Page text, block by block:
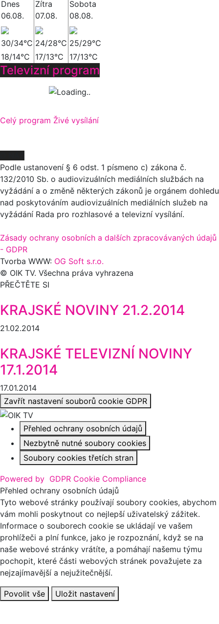
Dnes
06.08.
Zítra
07.08.
Sobota
08.08.
30/34°C 24/28°C 25/29°C
18/14°C
17/13°C 17/13°C
Televizní program
Celý program Živé vysílání
Podle ustanovení § 6 odst. 1 písmeno c) zákona č.
132/2010 Sb. o audiovizuálních mediálních službách na
vyžádání a o změně některých zákonů je orgánem dohledu
nad poskytováním audiovizuálních mediálních služeb na
vyžádání Rada pro rozhlasové a televizní vysílání.
Zásady ochrany osobních a dalších zpracovávaných údajů
- GDPR
Tvorba WWW: OG Soft s.r.o.
© OIK TV. Všechna práva vyhrazena
PŘEČTĚTE SI
KRAJSKÉ NOVINY 21.2.2014
21.02.2014
KRAJSKÉ TELEVIZNÍ NOVINY
17.1.2014
17.01.2014
Zavřít nastavení souborů cookie GDPR
Přehled ochrany osobních údajů
Nezbytně nutné soubory cookies
Soubory cookies třetích stran
Powered by GDPR Cookie Compliance
Přehled ochrany osobních údajů
Tyto webové stránky používají soubory cookies, abychom
vám mohli poskytnout co nejlepší uživatelský zážitek.
Informace o souborech cookie se ukládají ve vašem
prohlížeči a plní funkce, jako je rozpoznání, když se na
naše webové stránky vrátíte, a pomáhají našemu týmu
pochopit, které části webových stránek považujete za
nejzajímavější a nejužitečnější.
Povolit vše Uložit nastavení